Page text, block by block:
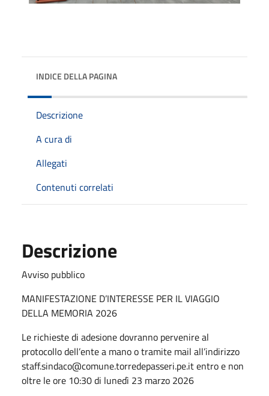
INDICE DELLA PAGINA
Descrizione
A cura di
Allegati
Contenuti correlati
Descrizione
Avviso pubblico
MANIFESTAZIONE D’INTERESSE PER IL VIAGGIO
DELLA MEMORIA 2026
Le richieste di adesione dovranno pervenire al
protocollo dell’ente a mano o tramite mail all’indirizzo
staff.sindaco@comune.torredepasseri.pe.it entro e non
oltre le ore 10:30 di lunedì 23 marzo 2026